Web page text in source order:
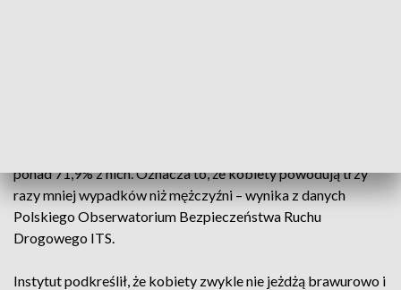
ponad 71,9% z nich. Oznacza to, że kobiety powodują trzy
razy mniej wypadków niż mężczyźni – wynika z danych
Polskiego Obserwatorium Bezpieczeństwa Ruchu
Drogowego ITS.
Instytut podkreślił, że kobiety zwykle nie jeżdżą brawurowo i